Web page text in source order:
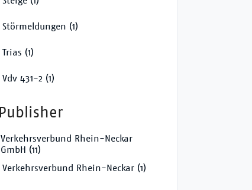
Störmeldungen (1)
Trias (1)
Vdv 431-2 (1)
Publisher
Verkehrsverbund Rhein-Neckar
GmbH (11)
Verkehrsverbund Rhein-Neckar (1)